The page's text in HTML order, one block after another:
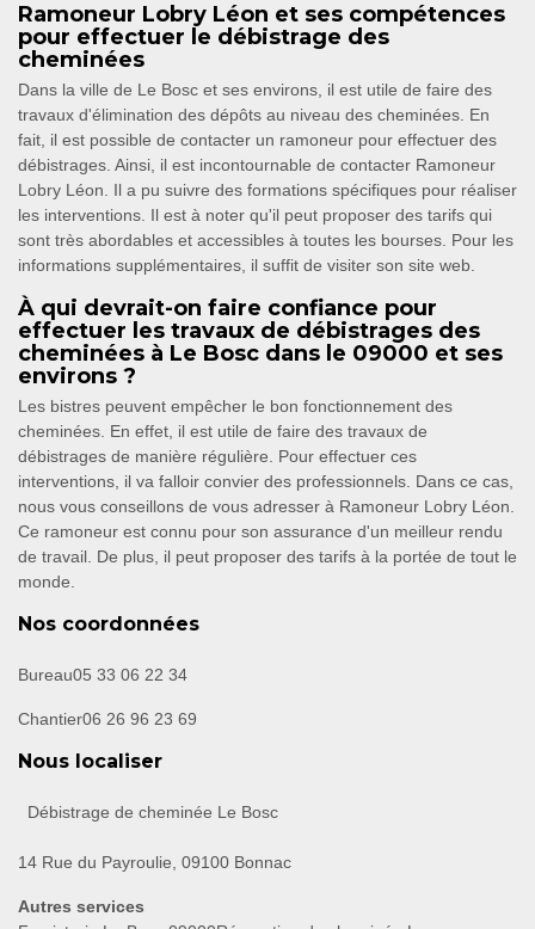
Ramoneur Lobry Léon et ses compétences
pour effectuer le débistrage des
cheminées
Dans la ville de Le Bosc et ses environs, il est utile de faire des
travaux d'élimination des dépôts au niveau des cheminées. En
fait, il est possible de contacter un ramoneur pour effectuer des
débistrages. Ainsi, il est incontournable de contacter Ramoneur
Lobry Léon. Il a pu suivre des formations spécifiques pour réaliser
les interventions. Il est à noter qu'il peut proposer des tarifs qui
sont très abordables et accessibles à toutes les bourses. Pour les
informations supplémentaires, il suffit de visiter son site web.
À qui devrait-on faire confiance pour
effectuer les travaux de débistrages des
cheminées à Le Bosc dans le 09000 et ses
environs ?
Les bistres peuvent empêcher le bon fonctionnement des
cheminées. En effet, il est utile de faire des travaux de
débistrages de manière régulière. Pour effectuer ces
interventions, il va falloir convier des professionnels. Dans ce cas,
nous vous conseillons de vous adresser à Ramoneur Lobry Léon.
Ce ramoneur est connu pour son assurance d'un meilleur rendu
de travail. De plus, il peut proposer des tarifs à la portée de tout le
monde.
Nos coordonnées
Bureau05 33 06 22 34
Chantier06 26 96 23 69
Nous localiser
Débistrage de cheminée Le Bosc
14 Rue du Payroulie, 09100 Bonnac
Autres services